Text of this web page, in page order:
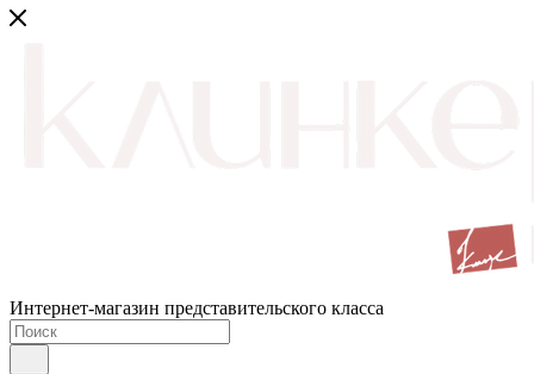
Интернет-магазин представительского класса